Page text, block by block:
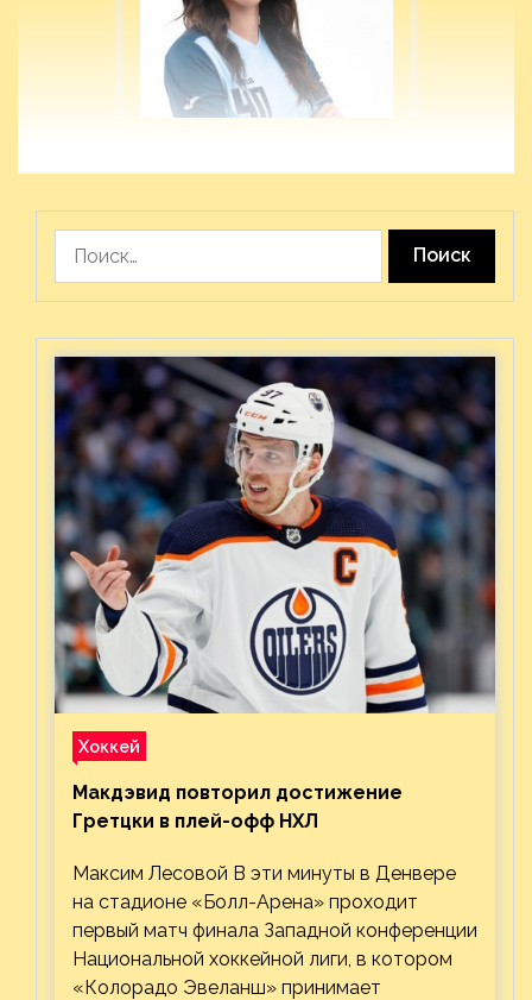
Хоккей
Макдэвид повторил достижение
Гретцки в плей-офф НХЛ
Максим Лесовой В эти минуты в Денвере
на стадионе «Болл-Арена» проходит
первый матч финала Западной конференции
Национальной хоккейной лиги, в котором
«Колорадо Эвеланш» принимает